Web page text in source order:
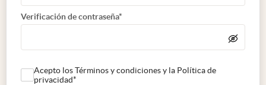
Verificación de contraseña*
Acepto los Términos y condiciones y la Política de
privacidad*